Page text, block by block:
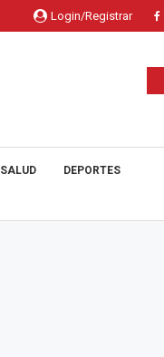
Login/Registrar
SALUD DEPORTES